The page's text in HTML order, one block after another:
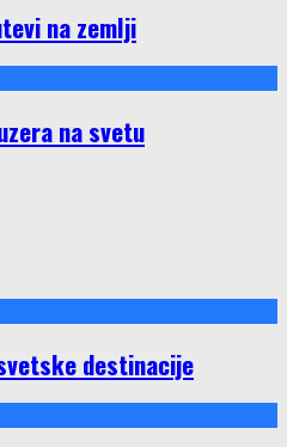
na zemlji
na svetu
destinacije